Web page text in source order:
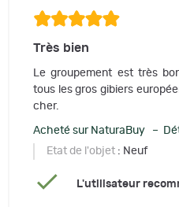
Très bien
Le groupement est très
tous les gros gibiers
cher.
Acheté sur NaturaBuy –
Etat de l'objet : Neuf
L'utilisateur